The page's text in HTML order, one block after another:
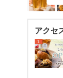
アクセ
1